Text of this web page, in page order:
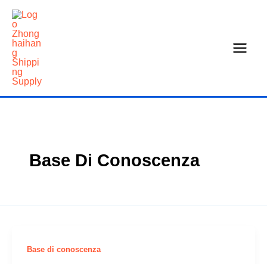
Vai
contenuto
Base Di Conoscenza
Base di conoscenza